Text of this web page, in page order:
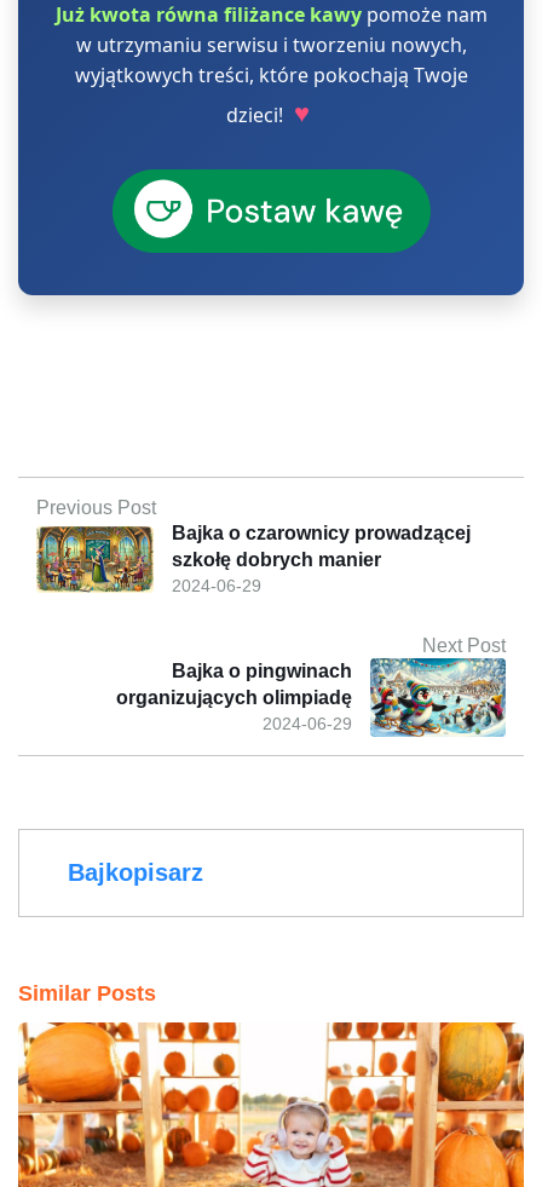
Już kwota równa filiżance kawypomoże nam
w utrzymaniu serwisu i tworzeniu nowych,
wyjątkowych treści, które pokochają Twoje
dzieci! ♥
Previous Post
2024-06-29
Bajka o czarownicy prowadzącej
szkołę dobrych manier
Next Post
2024-06-29
Bajka o pingwinach
organizujących olimpiadę
Bajkopisarz
Similar Posts